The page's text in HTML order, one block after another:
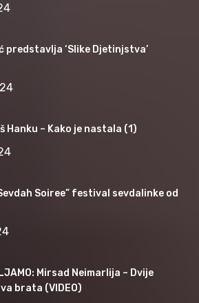
predstavlja ‘Slike Djetinjstva’
Hanku – Kako je nastala (1)
Soiree” festival sevdalinke od
Mirsad Neimarlija – Dvije
brata (VIDEO)